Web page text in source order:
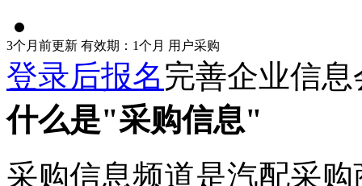
3个月前更新 有效期：1个月 用户采购
登录后报名完善企业信
什么是"采购信息"
采购信息频道是汽配采